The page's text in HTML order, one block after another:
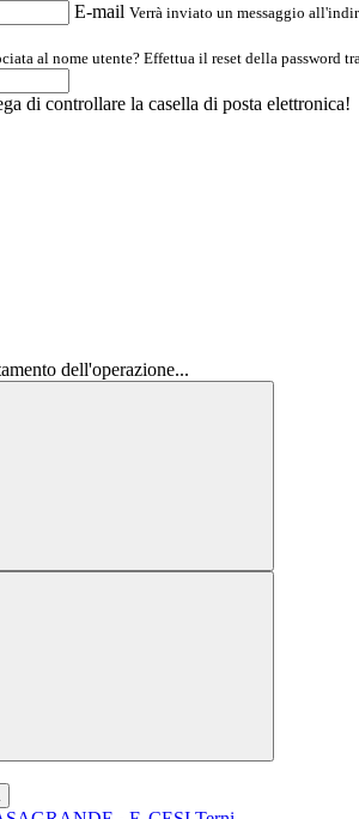
E-mail Verrà inviato un messaggio
al nome utente? Effettua il reset della password
di controllare la casella di posta elettronica!
dell'operazione...